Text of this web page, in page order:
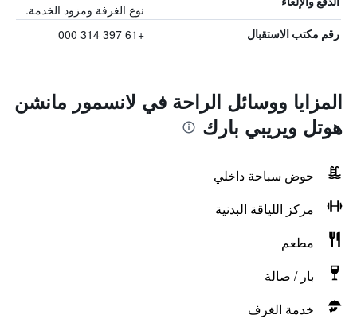
نوع الغرفة ومزود الخدمة.
رقم مكتب الاستقبال +61 397 314 000
المزايا ووسائل الراحة في لانسمور مانشن
هوتل ويريبي بارك
حوض سباحة داخلي
مركز اللياقة البدنية
مطعم
بار / صالة
خدمة الغرف